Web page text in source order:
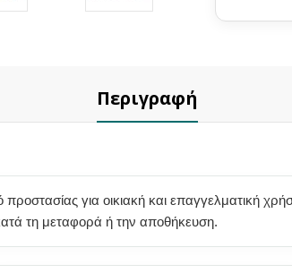
Περιγραφή
προστασίας για οικιακή και επαγγελματική
τη μεταφορά ή την αποθήκευση.